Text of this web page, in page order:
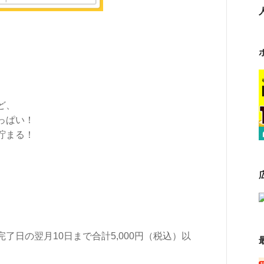
ぱい！
まる！
日の翌月10日まで合計5,000円（税込）以